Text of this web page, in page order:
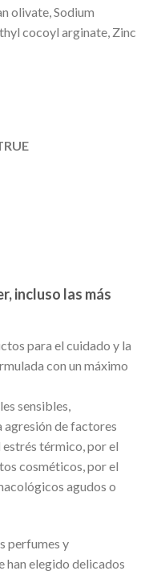
olivate, Sodium
cocoyl arginate, Zinc
incluso las más
para el cuidado y la
con un máximo
sensibles,
agresión de factores
térmico, por el
cosméticos, por el
agudos o
perfumes y
han elegido delicados